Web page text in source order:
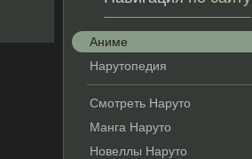
Аниме
Нарутопедия
Смотреть Наруто
Манга Наруто
Новеллы Наруто